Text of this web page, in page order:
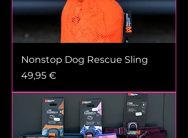
Nonstop Dog Rescue Sling
Prix
49,95 €